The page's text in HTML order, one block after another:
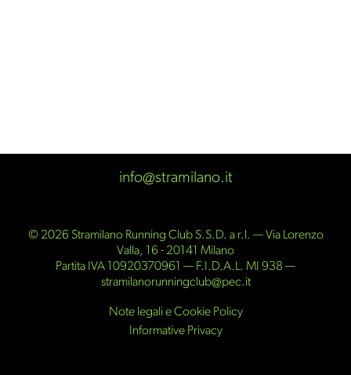
info@stramilano.it
© 2026 Stramilano Running Club S.S.D. a r.l. — Via Lorenzo
Valla, 16 - 20141 Milano
Partita IVA 10920370961 — F.I.D.A.L. MI 938 —
stramilanorunningclub@pec.it
Note legali e Cookie Policy
Informative Privacy